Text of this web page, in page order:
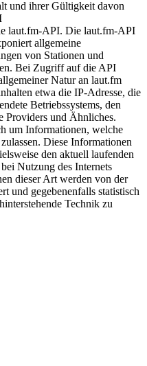
und ihrer Gültigkeit davon
laut.fm-API. Die laut.fm-API
allgemeine
von Stationen und
Bei Zugriff auf die API
Natur an laut.fm
etwa die IP-Adresse, die
Betriebssystems, den
Providers und Ähnliches.
um Informationen, welche
Diese Informationen
den aktuell laufenden
Nutzung des Internets
dieser Art werden von der
und gegebenenfalls statistisch
Technik zu